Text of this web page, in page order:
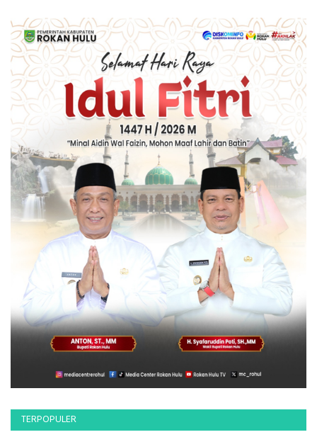
TERPOPULER